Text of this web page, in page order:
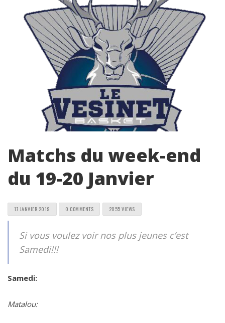
Matchs du week-end
du 19-20 Janvier
17 JANVIER 2019 0 COMMENTS 2055 VIEWS
Si vous voulez voir nos plus jeunes c’est
Samedi!!!
Samedi:
Matalou: